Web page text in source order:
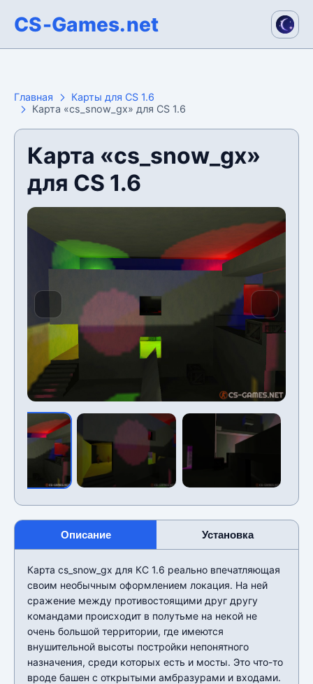
CS-Games.net
Главная
Карты для CS 1.6
Карта «cs_snow_gx» для CS 1.6
Карта «cs_snow_gx»
для CS 1.6
Описание Установка
Карта cs_snow_gx для КС 1.6 реально впечатляющая
своим необычным оформлением локация. На ней
сражение между противостоящими друг другу
командами происходит в полутьме на некой не
очень большой территории, где имеются
внушительной высоты постройки непонятного
назначения, среди которых есть и мосты. Это что-то
вроде башен с открытыми амбразурами и входами.